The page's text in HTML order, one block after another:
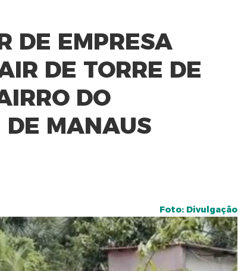
DE EMPRESA
DE TORRE DE
DO
DE MANAUS
Foto: Divulgação